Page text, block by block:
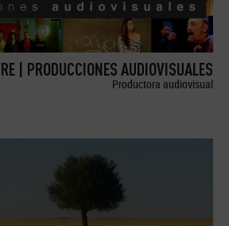
| PRODUCCIONES AUDIOVISUALES
Productora audiovisual